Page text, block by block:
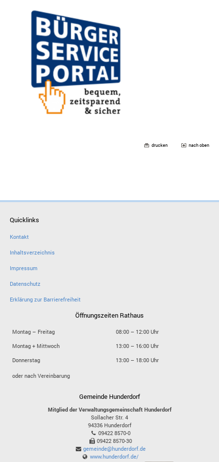
drucken nach oben
Quicklinks
Kontakt
Inhaltsverzeichnis
Impressum
Datenschutz
Erklärung zur Barrierefreiheit
Öffnungszeiten Rathaus
Montag – Freitag
08:00 – 12:00 Uhr
Montag + Mittwoch
13:00 – 16:00 Uhr
Donnerstag
13:00 – 18:00 Uhr
oder nach Vereinbarung
Gemeinde Hunderdorf
Mitglied der Verwaltungsgemeinschaft Hunderdorf
Sollacher Str. 4
94336 Hunderdorf
09422 8570-0
09422 8570-30
gemeinde@hunderdorf.de
www.hunderdorf.de/